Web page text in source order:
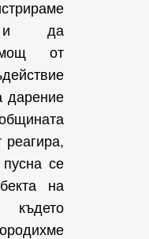
и да
от
дарение
реагира,
пусна се
на